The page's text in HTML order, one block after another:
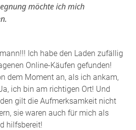
möchte ich mich
Ich habe den Laden zufällig
Online-Käufen gefunden!
dem Moment an, als ich ankam,
ich bin am richtigen Ort! Und
gilt die Aufmerksamkeit nicht
sie waren auch für mich als
hilfsbereit!